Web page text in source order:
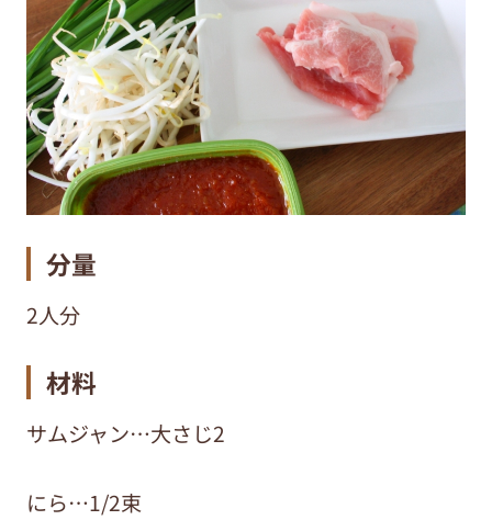
分量
2人分
材料
サムジャン…大さじ2
にら…1/2束